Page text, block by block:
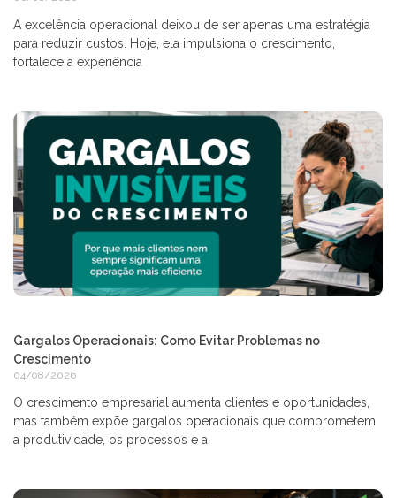
A excelência operacional deixou de ser apenas uma estratégia
para reduzir custos. Hoje, ela impulsiona o crescimento,
fortalece a experiência
Gargalos Operacionais: Como Evitar Problemas no
Crescimento
04/08/2026
O crescimento empresarial aumenta clientes e oportunidades,
mas também expõe gargalos operacionais que comprometem
a produtividade, os processos e a